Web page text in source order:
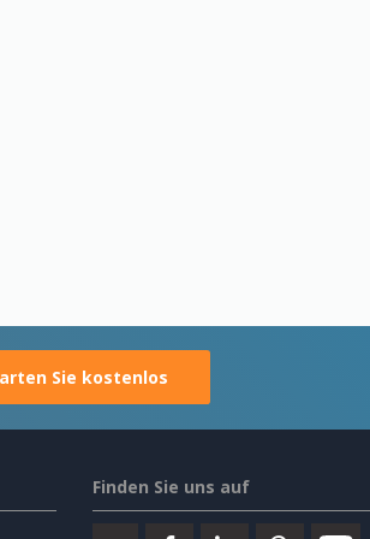
Sie kostenlos
Finden Sie uns auf